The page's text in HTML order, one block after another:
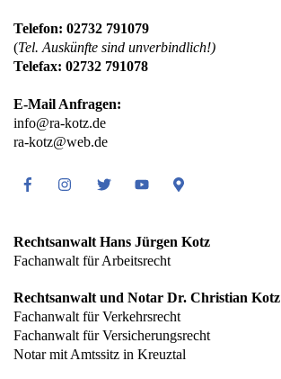
Telefon: 02732 791079
(Tel. Auskünfte sind unverbindlich!)
Telefax: 02732 791078
E-Mail Anfragen:
info@ra-kotz.de
ra-kotz@web.de
FacebookInstagramTwitter YoutubeGoogle
Rechtsanwalt Hans Jürgen Kotz
Fachanwalt für Arbeitsrecht
Rechtsanwalt und Notar Dr. Christian Kotz
Fachanwalt für Verkehrsrecht
Fachanwalt für Versicherungsrecht
Notar mit Amtssitz in Kreuztal